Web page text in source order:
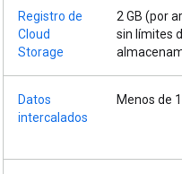
Registro de
Cloud
Storage
2 GB (por
sin límites
Datos
intercalados
Menos de